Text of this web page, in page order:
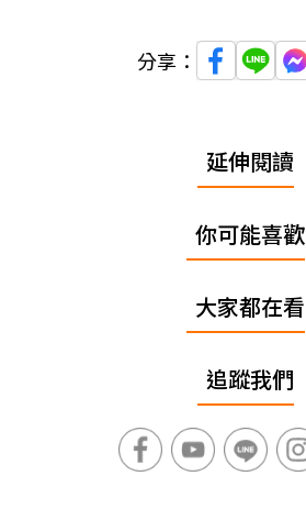
分享：
延伸閱讀
你可能喜歡
大家都在看
追蹤我們